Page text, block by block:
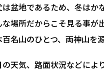
盆地であるため、冬はか
な場所だからこそ見る事が
百名山のひとつ、両神山を
の天気、路面状況などによ